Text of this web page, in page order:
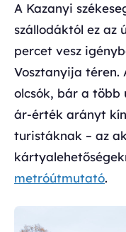
A Kazanyi
szállodáktól ez az
percet vesz
Vosztanyija téren.
olcsók, bár a több
ár-érték arányt
turistáknak – az
metróútmutató.